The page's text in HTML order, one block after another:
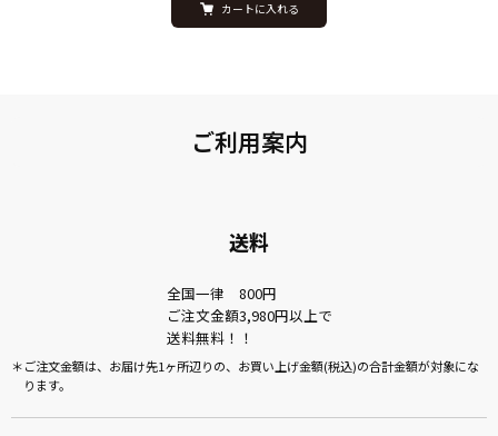
カートに入れる
ご利用案内
送料
全国一律 800円
ご注文金額3,980円以上で
送料無料！！
ご注文金額は、お届け先1ヶ所辺りの、お買い上げ金額(税込)の合計金額が対象にな
ります。